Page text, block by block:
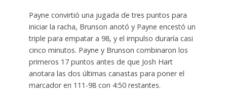
Payne convirtió una jugada de tres puntos para
iniciar la racha, Brunson anotó y Payne encestó un
triple para empatar a 98, y el impulso duraría casi
cinco minutos. Payne y Brunson combinaron los
primeros 17 puntos antes de que Josh Hart
anotara las dos últimas canastas para poner el
marcador en 111-98 con 4:50 restantes.